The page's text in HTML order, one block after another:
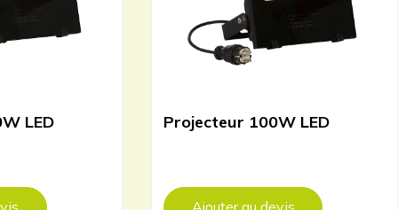
LED Projecteur 100W LED